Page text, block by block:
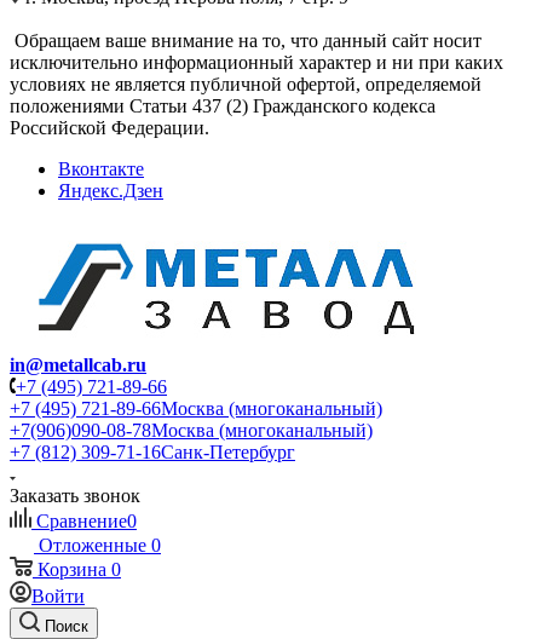
Обращаем ваше внимание на то, что данный сайт носит
исключительно информационный характер и ни при каких
условиях не является публичной офертой, определяемой
положениями Статьи 437 (2) Гражданского кодекса
Российской Федерации.
Вконтакте
Яндекс.Дзен
in@metallcab.ru
+7 (495) 721-89-66
+7 (495) 721-89-66Москва (многоканальный)
+7(906)090-08-78Москва (многоканальный)
+7 (812) 309-71-16Санк-Петербург
Заказать звонок
Сравнение0
Отложенные 0
Корзина 0
Войти
Поиск